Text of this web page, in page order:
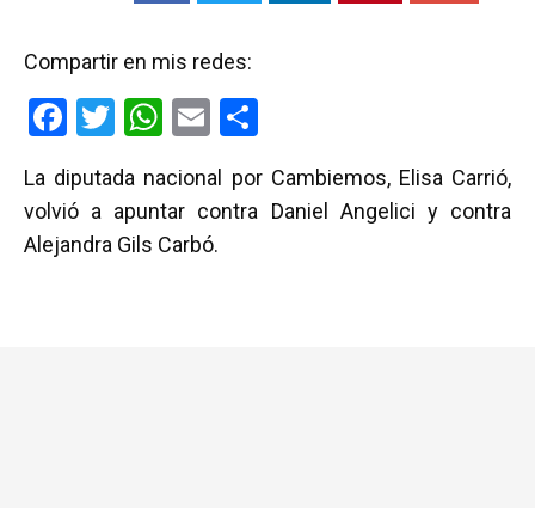
Compartir en mis redes:
F
ce
b
T
tt
er
W
at
s
E
ail m
p
La diputada nacional por Cambiemos, Elisa Carrió,
volvió a apuntar contra Daniel Angelici y contra
Alejandra Gils Carbó.